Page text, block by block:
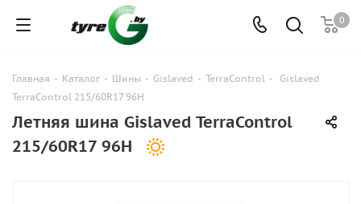
0
Главная - Каталог - Шины - Gislaved - TerraControl -
Gislaved
TerraControl 215/60R17 96H
Летняя шина Gislaved TerraControl
215/60R17 96H